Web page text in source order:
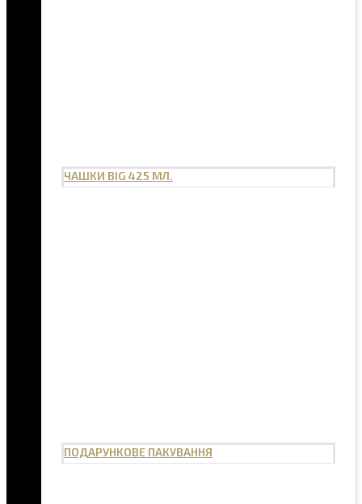
ЧАШКИ BIG 425 МЛ.
ПОДАРУНКОВЕ ПАКУВАННЯ